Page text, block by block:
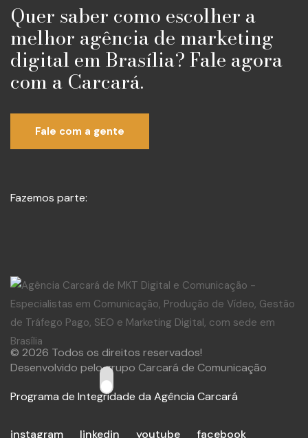
Quer saber como escolher a
melhor agência de marketing
digital em Brasília? Fale agora
com a Carcará.
Fale com a gente
Fazemos parte:
© 2026 Todos os direitos reservados!
Desenvolvido pelo grupo Carcará de Comunicação
Programa de Integridade da Agência Carcará
instagram linkedin youtube facebook